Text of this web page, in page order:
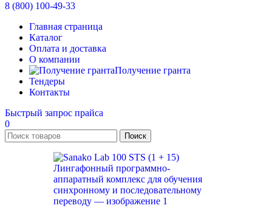
8 (800) 100-49-33
Главная страница
Каталог
Оплата и доставка
О компании
Получение гранта
Тендеры
Контакты
Быстрый запрос прайса
0
Поиск